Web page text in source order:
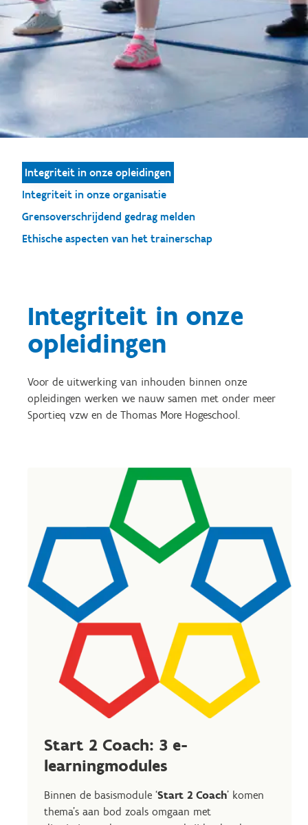
Integriteit in onze opleidingen
Integriteit in onze organisatie
Grensoverschrijdend gedrag melden
Ethische aspecten van het trainerschap
Integriteit in onze
opleidingen
Voor de uitwerking van inhouden binnen onze
opleidingen werken we nauw samen met onder meer
Sportieq vzw en de Thomas More Hogeschool.
Start 2 Coach: 3 e-
learningmodules
Binnen de basismodule ‘Start 2 Coach' komen
thema’s aan bod zoals omgaan met